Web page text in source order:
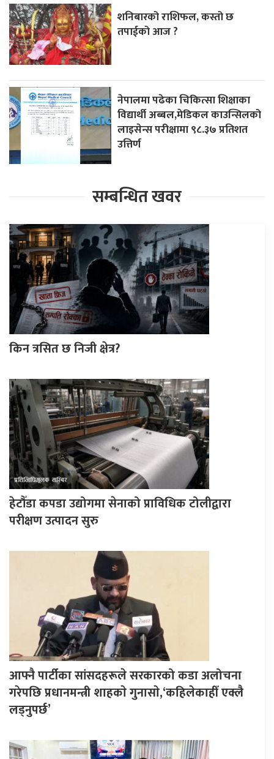
शनिबारको राशिफल, कस्तो छ
तपाईको आज ?
नेपालमा पढेका चिकित्सा शिक्षाका
विद्यार्थी अब्बल,मेडिकल काउन्सिलको
लाइसेन्स परीक्षामा ९८.३७ प्रतिशत
उत्तिर्ण
सम्बन्धित खवर
किन त्रसित छ निजी क्षेत्र?
हेटौँडा कपडा उद्योगमा सेनाको प्राविधिक टोलीद्वारा
परीक्षण उत्पादन सुरु
आफ्नै पार्टीका सांसदहरूले सरकारको कडा अलोचना
गरेपछि प्रधानमन्त्री शाहकाे गुनासाे,‘कहिलेकाहीँ एक्लै
लड्नुपर्छ’